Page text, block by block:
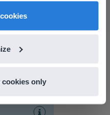
cookies only